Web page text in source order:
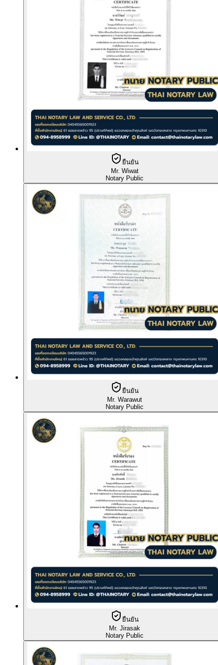
ยืนยัน
Mr. Wiwat
Notary Public
ยืนยัน
Mr. Warawut
Notary Public
ยืนยัน
Mr. Jirasak
Notary Public